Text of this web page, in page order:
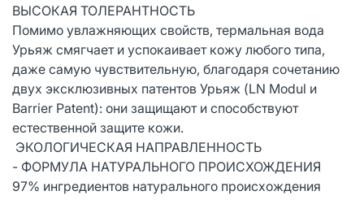
ВЫСОКАЯ ТОЛЕРАНТНОСТЬ
Помимо увлажняющих свойств, термальная вода
Урьяж смягчает и успокаивает кожу любого типа,
даже самую чувствительную, благодаря сочетанию
двух эксклюзивных патентов Урьяж (LN Modul и
Barrier Patent): они защищают и способствуют
естественной защите кожи.
ЭКОЛОГИЧЕСКАЯ НАПРАВЛЕННОСТЬ
- ФОРМУЛА НАТУРАЛЬНОГО ПРОИСХОЖДЕНИЯ
97% ингредиентов натурального происхождения